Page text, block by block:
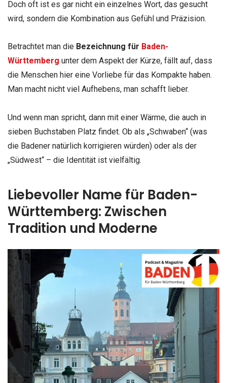
Doch oft ist es gar nicht ein einzelnes Wort, das gesucht
wird, sondern die Kombination aus Gefühl und Präzision.
Betrachtet man die Bezeichnung für Baden-
Württemberg unter dem Aspekt der Kürze, fällt auf, dass
die Menschen hier eine Vorliebe für das Kompakte haben.
Man macht nicht viel Aufhebens, man schafft lieber.
Und wenn man spricht, dann mit einer Wärme, die auch in
sieben Buchstaben Platz findet. Ob als „Schwaben“ (was
die Badener natürlich korrigieren würden) oder als der
„Südwest“ – die Identität ist vielfältig.
Liebevoller Name für Baden-
Württemberg: Zwischen
Tradition und Moderne